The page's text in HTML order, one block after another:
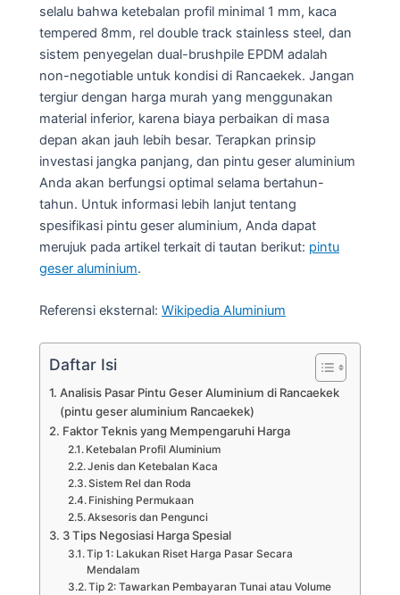
selalu bahwa ketebalan profil minimal 1 mm, kaca
tempered 8mm, rel double track stainless steel, dan
sistem penyegelan dual-brushpile EPDM adalah
non-negotiable untuk kondisi di Rancaekek. Jangan
tergiur dengan harga murah yang menggunakan
material inferior, karena biaya perbaikan di masa
depan akan jauh lebih besar. Terapkan prinsip
investasi jangka panjang, dan pintu geser aluminium
Anda akan berfungsi optimal selama bertahun-
tahun. Untuk informasi lebih lanjut tentang
spesifikasi pintu geser aluminium, Anda dapat
merujuk pada artikel terkait di tautan berikut: pintu
geser aluminium.
Referensi eksternal: Wikipedia Aluminium
Daftar Isi
Analisis Pasar Pintu Geser Aluminium di Rancaekek
(pintu geser aluminium Rancaekek)
Faktor Teknis yang Mempengaruhi Harga
Ketebalan Profil Aluminium
Jenis dan Ketebalan Kaca
Sistem Rel dan Roda
Finishing Permukaan
Aksesoris dan Pengunci
3 Tips Negosiasi Harga Spesial
Tip 1: Lakukan Riset Harga Pasar Secara
Mendalam
Tip 2: Tawarkan Pembayaran Tunai atau Volume